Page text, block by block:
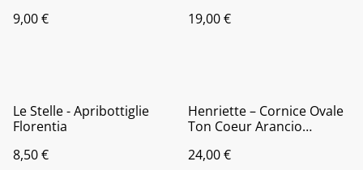
9,00 €
19,00 €
Le Stelle - Apribottiglie
Florentia
8,50 €
Henriette – Cornice Ovale
Ton Coeur Arancio
24,00 €